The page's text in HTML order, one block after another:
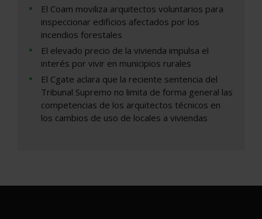
El Coam moviliza arquitectos voluntarios para
inspeccionar edificios afectados por los
incendios forestales
El elevado precio de la vivienda impulsa el
interés por vivir en municipios rurales
El Cgate aclara que la reciente sentencia del
Tribunal Supremo no limita de forma general las
competencias de los arquitectos técnicos en
los cambios de uso de locales a viviendas